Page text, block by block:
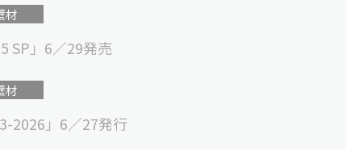
材
SP」6／29発売
材
2026」6／27発行